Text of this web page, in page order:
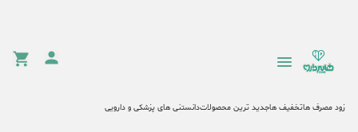
زود مصرف هاتخفیف هاجدید ترین محصولاتدانستنی های پزشکی و دارویی